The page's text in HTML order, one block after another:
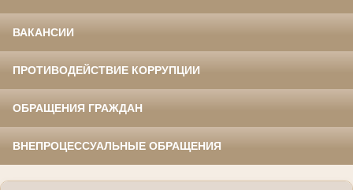
ВАКАНСИИ
ПРОТИВОДЕЙСТВИЕ КОРРУПЦИИ
ОБРАЩЕНИЯ ГРАЖДАН
ВНЕПРОЦЕССУАЛЬНЫЕ ОБРАЩЕНИЯ